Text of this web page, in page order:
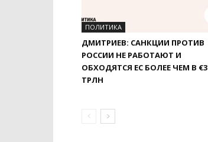
ПОЛИТИКА
ДМИТРИЕВ: САНКЦИИ ПРОТИВ
РОССИИ НЕ РАБОТАЮТ И
ОБХОДЯТСЯ ЕС БОЛЕЕ ЧЕМ В €3
ТРЛН